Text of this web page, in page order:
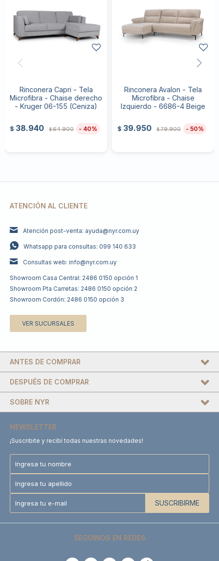
Rinconera Capri - Tela
Microfibra - Chaise derecho
- Kruger 06-155 (Ceniza)
$ 38.940 $64.900 40
Rinconera Avalon - Tela
Microfibra - Chaise
Izquierdo - 6686-4 Beige
$ 39.950 $79.900 50
ATENCIÓN AL CLIENTE
Atención post-venta: ayuda@nyr.com.uy
Whatsapp para consultas: 099 140 633
Consultas web: info@nyr.com.uy
Showroom Casa Central: 2486 0150 opción 1
Showroom Pta Carretas: 2486 0150 opción 2
Showroom Cordón: 2486 0150 opción 3
VER SUCURSALES
DESPUÉS DE COMPRAR
SOBRE NYR
ANTES DE COMPRAR
NEWSLETTER
¡Suscribite y recibí todas nuestras novedades!
SUSCRIBIRME
SEGUINOS EN REDES